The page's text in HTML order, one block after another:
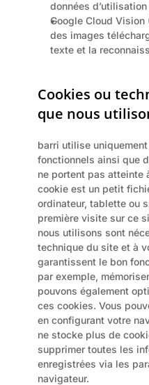
données
Google Cloud
des images
texte et la
Cookies ou
que nous
barri utilise
fonctionnels ainsi que
ne portent pas atteinte
cookie est un petit
ordinateur, tablette ou
première visite sur ce
nous utilisons sont
technique du site et à
garantissent le bon
par exemple,
pouvons également
ces cookies. Vous
en configurant votre
ne stocke plus de
supprimer toutes les
enregistrées via les
navigateur.